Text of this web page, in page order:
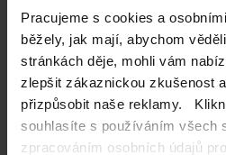
Pracujeme s cookies a
běžely, jak mají, abychom
stránkách děje, mohli vám
zlepšit zákaznickou zkušenost
přizpůsobit naše reklamy.
souhlasíte s používáním všech
zpracováním osobních údajů
Podobné produkty